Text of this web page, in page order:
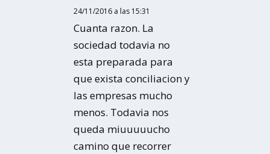
24/11/2016 a las 15:31
Cuanta razon. La
sociedad todavia no
esta preparada para
que exista conciliacion y
las empresas mucho
menos. Todavia nos
queda miuuuuucho
camino que recorrer